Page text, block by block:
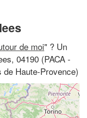
de moi" ? Un
04190 (PACA -
Haute-Provence)